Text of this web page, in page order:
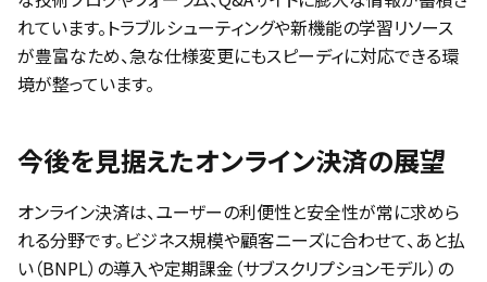
れています。トラブルシューティングや新機能の学習リソース
が豊富なため、急な仕様変更にもスピーディに対応できる環
境が整っています。
今後を見据えたオンライン決済の展望
オンライン決済は、ユーザーの利便性と安全性が常に求めら
れる分野です。ビジネス規模や顧客ニーズに合わせて、あと払
い（BNPL）の導入や定期課金（サブスクリプションモデル）の